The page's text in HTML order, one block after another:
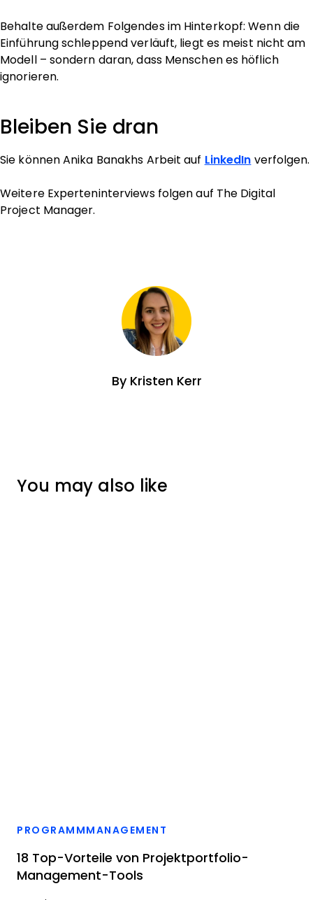
Behalte außerdem Folgendes im Hinterkopf: Wenn die
Einführung schleppend verläuft, liegt es meist nicht am
Modell – sondern daran, dass Menschen es höflich
ignorieren.
Bleiben Sie dran
Sie können Anika Banakhs Arbeit auf LinkedIn verfolgen.
Weitere Experteninterviews folgen auf The Digital
Project Manager.
ByKristen Kerr
You may also like
PROGRAMMMANAGEMENT
18 Top-Vorteile von Projektportfolio-
Management-Tools